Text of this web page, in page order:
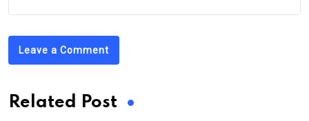
Leave a Comment
Related Post